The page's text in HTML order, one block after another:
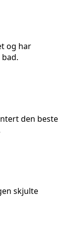
og har
.
den beste
skjulte